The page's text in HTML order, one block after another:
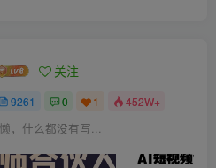
关注
9261 0 1 452W+
，什么都没有写...